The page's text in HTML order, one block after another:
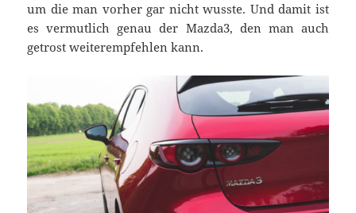
um die man vorher gar nicht wusste. Und damit ist
es vermutlich genau der Mazda3, den man auch
getrost weiterempfehlen kann.